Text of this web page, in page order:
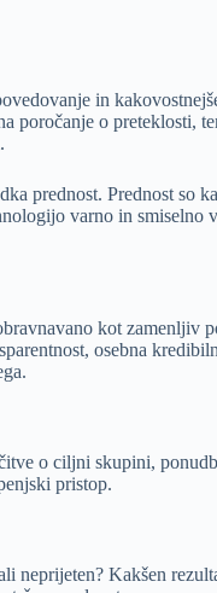
in
poročanje o preteklosti,
prednost. Prednost so
varno in smiselno
kot zamenljiv
osebna
o ciljni skupini,
pristop.
neprijeten? Kakšen